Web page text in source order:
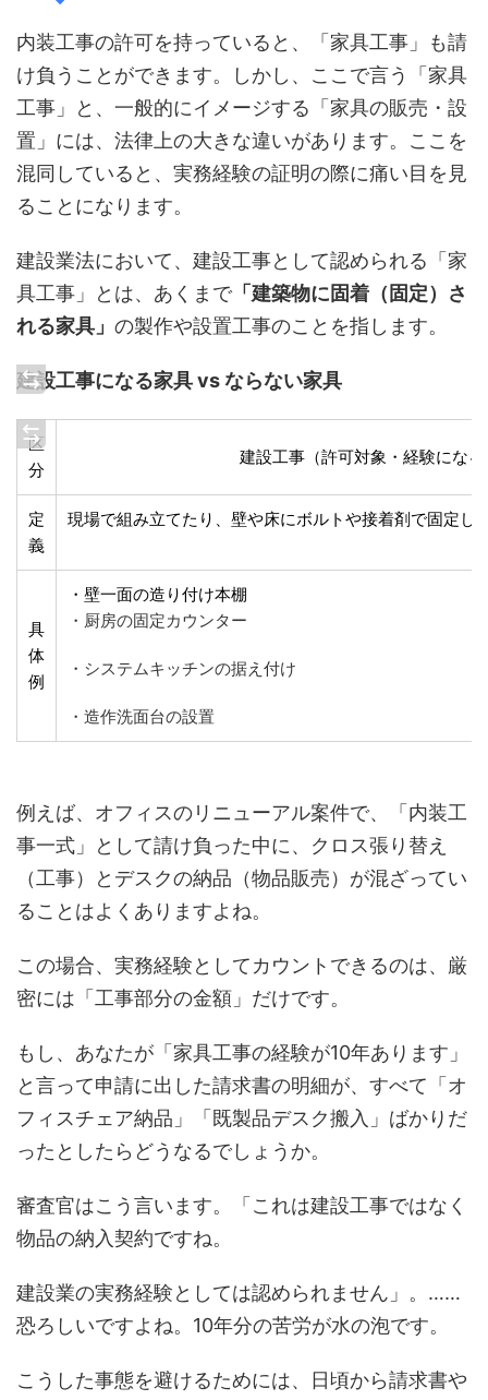
内装工事の許可を持っていると、「家具工事」も請
け負うことができます。しかし、ここで言う「家具
工事」と、一般的にイメージする「家具の販売・設
置」には、法律上の大きな違いがあります。ここを
混同していると、実務経験の証明の際に痛い目を見
ることになります。
建設業法において、建設工事として認められる「家
具工事」とは、あくまで「建築物に固着（固定）さ
れる家具」 の製作や設置工事のことを指します。
建設工事になる家具 vs ならない家具
区
分
建設工事（許可対象・経験になる
定
義
現場で組み立てたり、壁や床にボルトや接着剤で固定し
具
体
例
・壁一面の造り付け本棚
・厨房の固定カウンター
・システムキッチンの据え付け
・造作洗面台の設置
例えば、オフィスのリニューアル案件で、「内装工
事一式」として請け負った中に、クロス張り替え
（工事）とデスクの納品（物品販売）が混ざってい
ることはよくありますよね。
この場合、実務経験としてカウントできるのは、厳
密には「工事部分の金額」だけです。
もし、あなたが「家具工事の経験が10年あります」
と言って申請に出した請求書の明細が、すべて「オ
フィスチェア納品」「既製品デスク搬入」ばかりだ
ったとしたらどうなるでしょうか。
審査官はこう言います。「これは建設工事ではなく
物品の納入契約ですね。
建設業の実務経験としては認められません」。……
恐ろしいですよね。10年分の苦労が水の泡です。
こうした事態を避けるためには、日頃から請求書や